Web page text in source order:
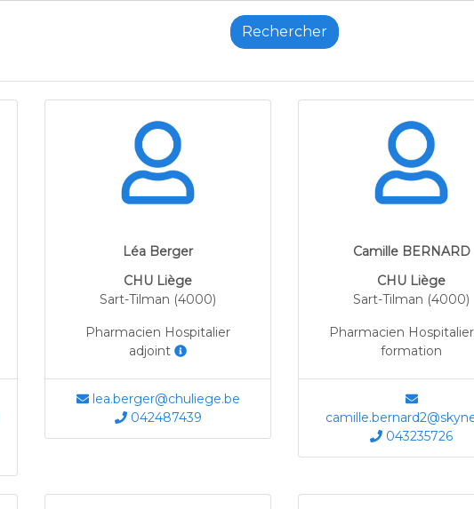
Rechercher
Léa Berger
CHU Liège
Sart-Tilman (4000)
Pharmacien Hospitalier
adjoint
lea.berger@chuliege.be
042487439
Camille BERNARD
CHU Liège
Sart-Tilman (4000)
Pharmacien
formation
043235726